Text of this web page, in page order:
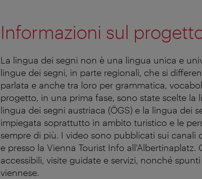
Informazioni sul
La lingua dei segni non è una lingua unica e
lingue dei segni, in parte regionali, che si
parlata e anche tra loro per grammatica,
progetto, in una prima fase, sono state scelte la
lingua dei segni austriaca (ÖGS) e la lingua dei
impiegata soprattutto in ambito turistico e le
sempre di più. I video sono pubblicati sui canali
e presso la Vienna Tourist Info
accessibili, visite guidate e servizi, nonché
viennese.